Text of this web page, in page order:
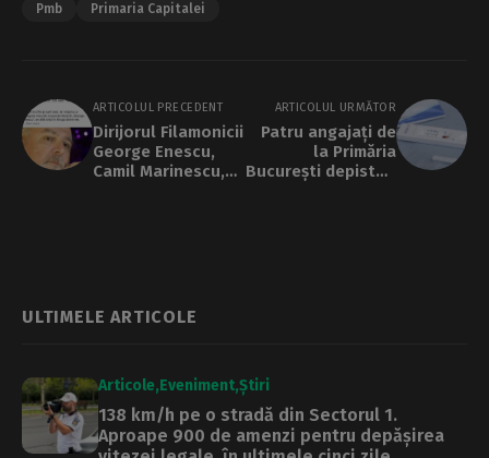
Pmb
Primaria Capitalei
ARTICOLUL PRECEDENT
Dirijorul Filamonicii
George Enescu,
Camil Marinescu,
ARTICOLUL URMĂTOR
Patru angajați de
la Primăria
București depistați
ULTIMELE ARTICOLE
Articole Eveniment Știri
138 km/h pe o stradă din Sectorul 1.
Aproape 900 de amenzi pentru depășirea